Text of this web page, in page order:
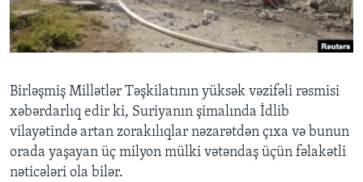
BIZI IZLƏYIN
Dillər
Birləşmiş Millətlər Təşkilatının yüksək vəzifəli rəsmisi
xəbərdarlıq edir ki, Suriyanın şimalında İdlib
vilayətində artan zorakılıqlar nəzarətdən çıxa və bunun
orada yaşayan üç milyon mülki vətəndaş üçün fəlakətli
nəticələri ola bilər.